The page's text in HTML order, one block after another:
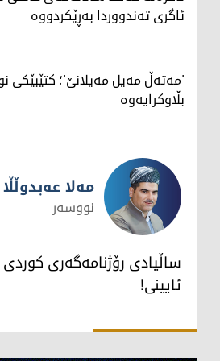
ئاگری تەندووردا بەڕێکردووە
'مەتەڵ مەیل مەیلانێ'؛ کتێبێکی
بڵاوکرایەوە
مەلا عه‌بدوڵڵا شێرکاوەیی
مەلا
نووسەر
ساڵیادی رۆژنامەگەری کوردی
ئایینی!